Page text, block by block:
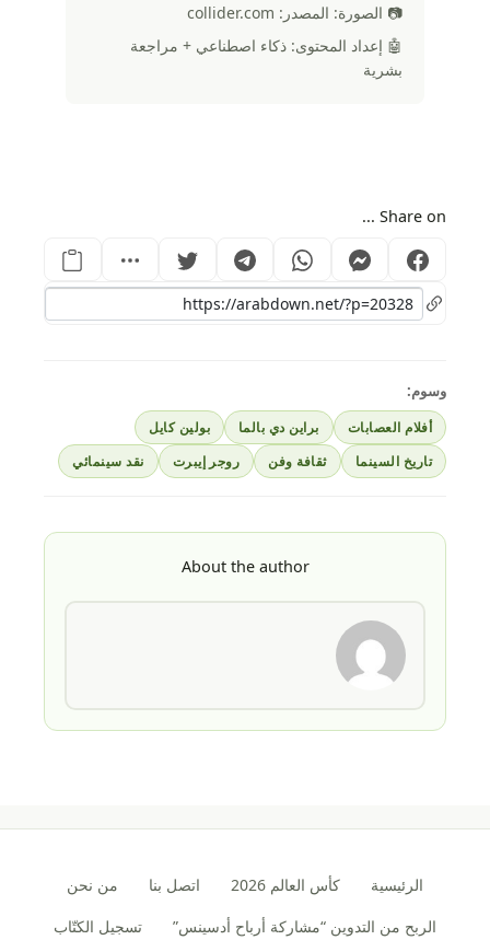
📷 الصورة: المصدر: collider.com
🤖 إعداد المحتوى: ذكاء اصطناعي + مراجعة
بشرية
Share on ...
وسوم:
أفلام العصابات براين دي بالما
بولين كايل
تاريخ السينما
ثقافة وفن روجر إيبرت نقد سينمائي
About the author
الرئيسية كأس العالم 2026 اتصل بنا
من نحن
الربح من التدوين “مشاركة أرباح أدسينس”
تسجيل الكتّاب